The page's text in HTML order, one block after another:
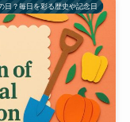
日？毎日を彩る歴史や記念日